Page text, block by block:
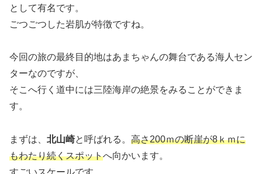
として有名です。
ごつごつした岩肌が特徴ですね。
今回の旅の最終目的地はあまちゃんの舞台である海人セン
ターなのですが、
そこへ行く道中には三陸海岸の絶景をみることができま
す。
まずは、 北山崎と呼ばれる。 高さ200ｍの断崖が8ｋｍに
もわたり続くスポットへ向かいます。